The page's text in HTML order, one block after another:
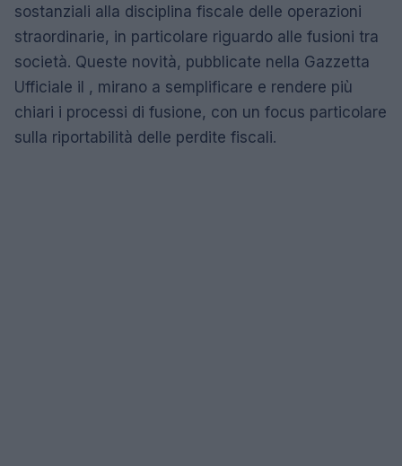
sostanziali alla disciplina fiscale delle operazioni
straordinarie, in particolare riguardo alle fusioni tra
società. Queste novità, pubblicate nella Gazzetta
Ufficiale il , mirano a semplificare e rendere più
chiari i processi di fusione, con un focus particolare
sulla riportabilità delle perdite fiscali.